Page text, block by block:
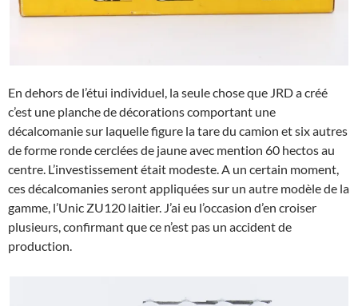
En dehors de l’étui individuel, la seule chose que JRD a créé
c’est une planche de décorations comportant une
décalcomanie sur laquelle figure la tare du camion et six autres
de forme ronde cerclées de jaune avec mention 60 hectos au
centre. L’investissement était modeste. A un certain moment,
ces décalcomanies seront appliquées sur un autre modèle de la
gamme, l’Unic ZU120 laitier. J’ai eu l’occasion d’en croiser
plusieurs, confirmant que ce n’est pas un accident de
production.